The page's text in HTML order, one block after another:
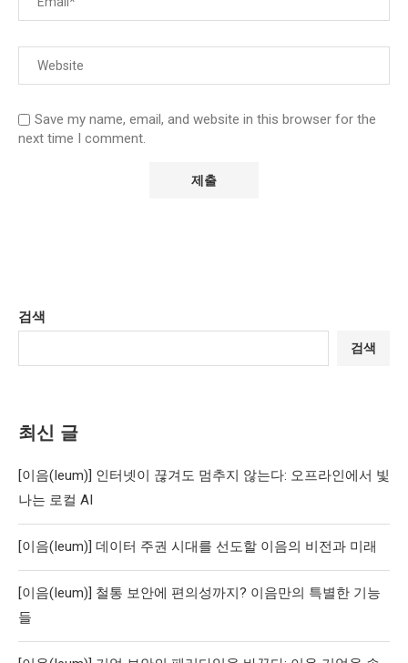
Save my name, email, and website in this browser for the
next time I comment.
검색
검색
최신 글
[이음(Ieum)] 인터넷이 끊겨도 멈추지 않는다: 오프라인에서 빛
나는 로컬 AI
[이음(Ieum)] 데이터 주권 시대를 선도할 이음의 비전과 미래
[이음(Ieum)] 철통 보안에 편의성까지? 이음만의 특별한 기능
들